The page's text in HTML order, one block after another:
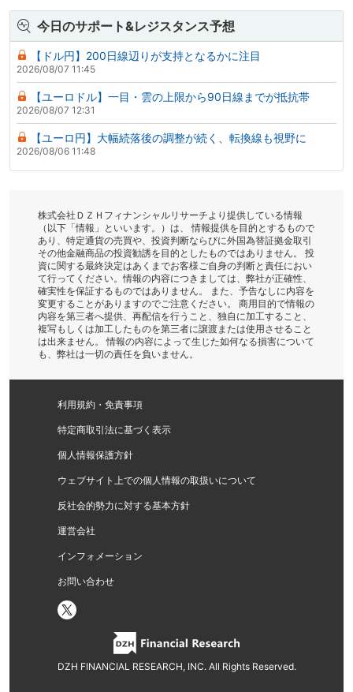
今日のサポート&レジスタンス予想
【ドル円】200日線辺りが支持となるかに注目
2026/08/07 11:45
【ユーロドル】一目・雲の上限から90日線までが抵抗帯
2026/08/07 12:31
【ユーロ円】大幅続落後の調整が続く、転換線も視野に
2026/08/06 11:48
株式会社ＤＺＨフィナンシャルリサーチより提供している情報
（以下「情報」といいます。）は、 情報提供を目的とするもので
あり、特定通貨の売買や、投資判断ならびに外国為替証拠金取引
その他金融商品の投資勧誘を目的としたものではありません。 投
資に関する最終決定はあくまでお客様ご自身の判断と責任におい
て行ってください。情報の内容につきましては、弊社が正確性、
確実性を保証するものではありません。 また、予告なしに内容を
変更することがありますのでご注意ください。 商用目的で情報の
内容を第三者へ提供、再配信を行うこと、独自に加工すること、
複写もしくは加工したものを第三者に譲渡または使用させること
は出来ません。 情報の内容によって生じた如何なる損害について
も、弊社は一切の責任を負いません。
利用規約・免責事項
特定商取引法に基づく表示
個人情報保護方針
ウェブサイト上での個人情報の取扱いについて
反社会的勢力に対する基本方針
運営会社
インフォメーション
お問い合わせ
DZH FINANCIAL RESEARCH, INC. All Rights Reserved.